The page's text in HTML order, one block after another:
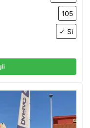
105
✓ Sì